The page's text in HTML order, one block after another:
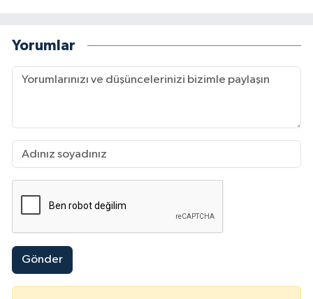
Yorumlar
Gönder